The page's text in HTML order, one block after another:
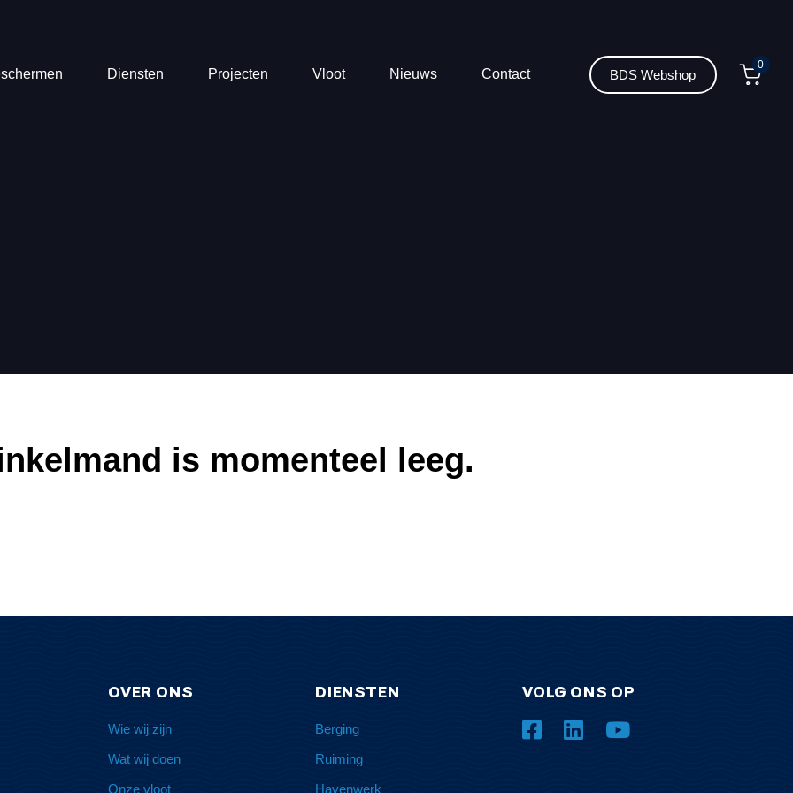
Diensten Projecten Vloot Nieuws Contact BDS Webshop
0
is momenteel leeg.
OVER ONS
Wie wij zijn
Wat wij doen
Onze vloot
DIENSTEN
Berging
Ruiming
Havenwerk
VOLG ONS OP